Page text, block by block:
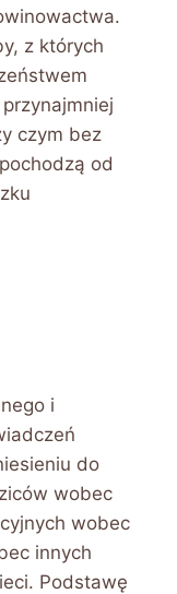
z których
czym bez
od
i
do
wobec
wobec
innych
Podstawę